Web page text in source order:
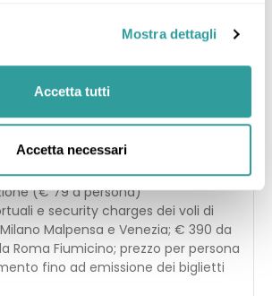
Mostra dettagli
Accetta tutti
Accetta necessari
la durata del soggiorno a New York
per un bagaglio in stiva
IMA multirischio sanitaria/bagaglio,
- richiedere il fascicolo
della prenotazione.
(€ 79 a persona)
e security charges dei voli di
Malpensa e Venezia; € 390 da
Roma Fiumicino; prezzo per persona
fino ad emissione dei biglietti